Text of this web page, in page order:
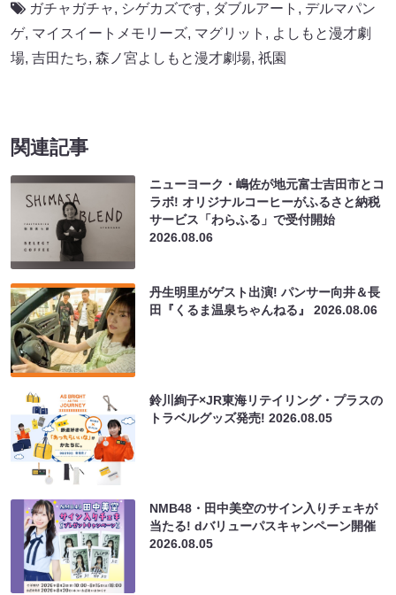
ガチャガチャ, シゲカズです, ダブルアート , デルマパン
ゲ, マイスイートメモリーズ, マグリット , よしもと漫才劇
場, 吉田たち, 森ノ宮よしもと漫才劇場, 祇園
関連記事
ニューヨーク・嶋佐が地元富士吉田市とコ
ラボ! オリジナルコーヒーがふるさと納税
サービス「わらふる」で受付開始
2026.08.06
丹生明里がゲスト出演! パンサー向井＆長
田『くるま温泉ちゃんねる』2026.08.06
鈴川絢子×JR東海リテイリング・プラスの
トラベルグッズ発売!2026.08.05
NMB48・田中美空のサイン入りチェキが
当たる! dバリューパスキャンペーン開催
2026.08.05